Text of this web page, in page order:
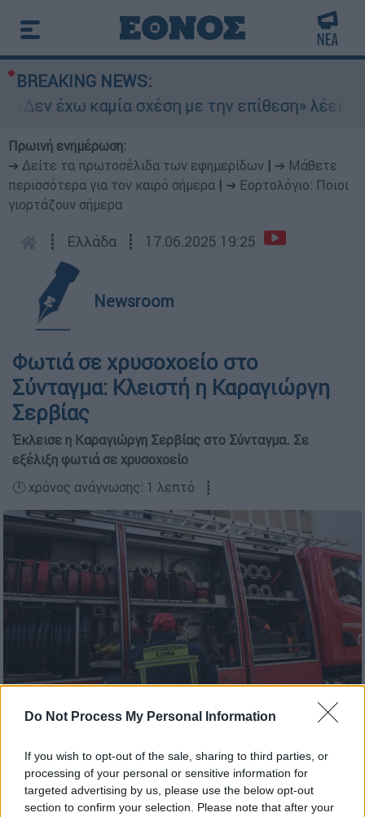
Do Not Process My Personal Information
If you wish to opt-out of the sale, sharing to third parties, or
processing of your personal or sensitive information for
targeted advertising by us, please use the below opt-out
section to confirm your selection. Please note that after your
BREAKING NEWS:
έχω καμία σχέση με την επίθεση» λέει η
Πρωινή ενημέρωση:
➔ Δείτε τα πρωτοσέλιδα των εφημερίδων
➔ Μάθετε
περισσότερα για τον καιρό σήμερα
➔ Εορτολόγιο: Ποιοι
γιορτάζουν σήμερα
┋ Ελλάδα ┋ 17.06.2025 19:25
Newsroom
Φωτιά σε χρυσοχοείο στο
Σύνταγμα: Κλειστή η Καραγιώργη
Σερβίας
Έκλεισε η Καραγιώργη Σερβίας στο Σύνταγμα. Σε
εξέλιξη φωτιά σε χρυσοχοείο
🕛 χρόνος ανάγνωσης: 1 λεπτό ┋
Προσθέστε το ΕΘΝΟΣ στη Google